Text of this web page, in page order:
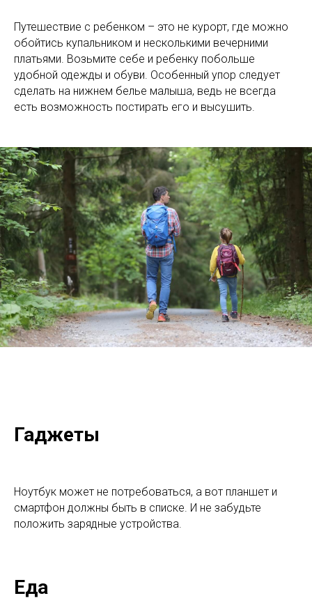
Путешествие с ребенком – это не курорт, где можно
обойтись купальником и несколькими вечерними
платьями. Возьмите себе и ребенку побольше
удобной одежды и обуви. Особенный упор следует
сделать на нижнем белье малыша, ведь не всегда
есть возможность постирать его и высушить.
Гаджеты
Ноутбук может не потребоваться, а вот планшет и
смартфон должны быть в списке. И не забудьте
положить зарядные устройства.
Еда